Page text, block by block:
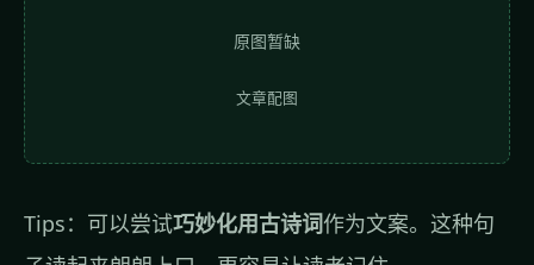
原图暂缺
文章配图
Tips：可以尝试巧妙化用古诗词作为文案。这种句